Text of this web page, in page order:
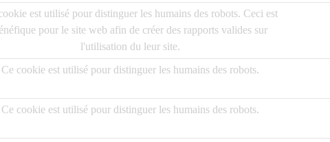
est utilisé pour distinguer les humains des robots. Ceci est
pour le site web afin de créer des rapports valides sur
l'utilisation du leur site.
Ce cookie est utilisé pour distinguer les humains des robots.
Ce cookie est utilisé pour distinguer les humains des robots.